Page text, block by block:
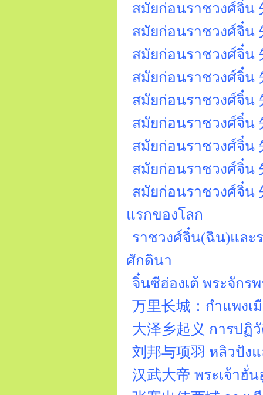
สมัยก่อนราชวงศ์จิ๋น
สมัยก่อนราชวงศ์จิ๋น
สมัยก่อนราชวงศ์จิ๋น
สมัยก่อนราชวงศ์จิ๋น
สมัยก่อนราชวงศ์จิ๋น
สมัยก่อนราชวงศ์จิ๋น
สมัยก่อนราชวงศ์จิ๋น
สมัยก่อนราชวงศ์จิ๋น
สมัยก่อนราชวงศ์จิ๋น
แรกของโลก
ราชวงศ์จิ๋น(ฉิน)และ
ศักดินา
จิ๋นซีฮ่องเต้ พระจักร
万里长城：กำแพงเ
大泽乡起义 การปฏิ
刘邦与项羽 หลิวปัง
汉武大帝 พระเจ้าฮั่